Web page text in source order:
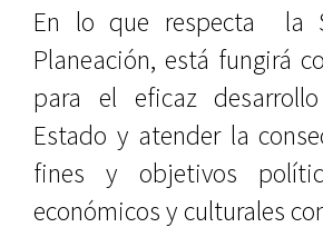
En lo que respecta
la
Planeación, está fungirá
para el eficaz
Estado y atender la
fines y objetivos
económicos y culturales